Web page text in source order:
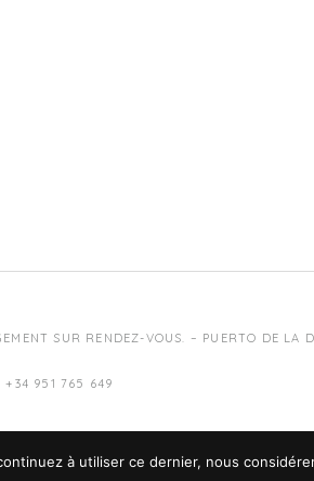
SUR RENDEZ-VOUS. – PUERTO DE
+34 951 765 649
à utiliser ce dernier, nous